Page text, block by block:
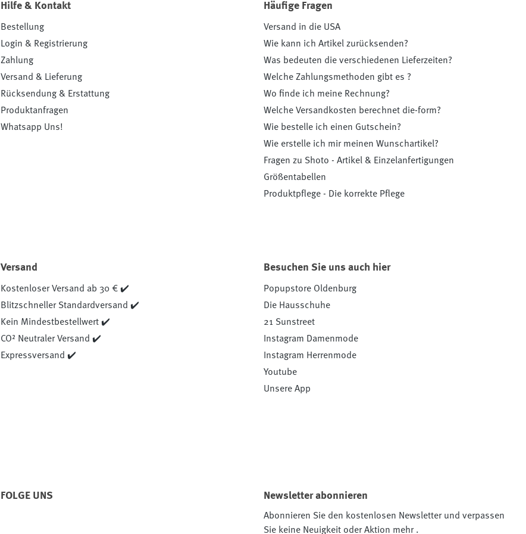
Hilfe & Kontakt
Bestellung
Login & Registrierung
Zahlung
Versand & Lieferung
Rücksendung & Erstattung
Produktanfragen
Whatsapp Uns!
Häufige Fragen
Versand in die USA
Wie kann ich Artikel zurücksenden?
Was bedeuten die verschiedenen Lieferzeiten?
Welche Zahlungsmethoden gibt es ?
Wo finde ich meine Rechnung?
Welche Versandkosten berechnet die-form?
Wie bestelle ich einen Gutschein?
Wie erstelle ich mir meinen Wunschartikel?
Fragen zu Shoto - Artikel & Einzelanfertigungen
Größentabellen
Produktpflege - Die korrekte Pflege
Versand
Kostenloser Versand ab 30 € ✔️
Blitzschneller Standardversand ✔️
Kein Mindestbestellwert ✔️
CO² Neutraler Versand ✔️
Expressversand ✔️
Besuchen Sie uns auch hier
Popupstore Oldenburg
Die Hausschuhe
21 Sunstreet
Instagram Damenmode
Instagram Herrenmode
Youtube
Unsere App
FOLGE UNS Newsletter abonnieren
Abonnieren Sie den kostenlosen Newsletter und verpassen
Sie keine Neuigkeit oder Aktion mehr .